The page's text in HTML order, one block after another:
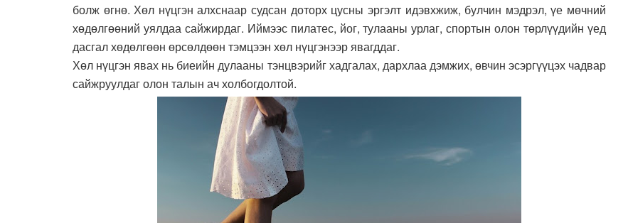
болж өгнө. Хөл нүцгэн алхснаар судсан доторх цусны эргэлт идэвхжиж, булчин мэдрэл, үе мөчний
хөдөлгөөний уялдаа сайжирдаг. Иймээс пилатес, йог, тулааны урлаг, спортын олон төрлүүдийн үед
дасгал хөдөлгөөн өрсөлдөөн тэмцээн хөл нүцгэнээр явагддаг.
Хөл нүцгэн явах нь биеийн дулааны тэнцвэрийг хадгалах, дархлаа дэмжих, өвчин эсэргүүцэх чадвар
сайжруулдаг олон талын ач холбогдолтой.